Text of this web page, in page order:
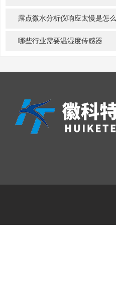
点及区别
露点微水分析仪响应太慢是怎么
回事？哪些行业需要温湿度传感器